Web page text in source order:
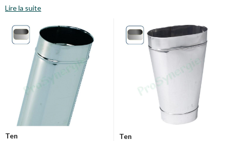
raison d'un dimensionnement incompatible avec les diamètres des
correspondance avec une côte cylindrique. Un tableau des côtes est
consultable en cliquant sur "plus" juste ci-dessous.
Correspondance entre les tailles tuyau
fumée ovale et circulaire
Longueur
(mm) par
Largeur
315 x
145
240 x
Lire la suite
Ten
Ten